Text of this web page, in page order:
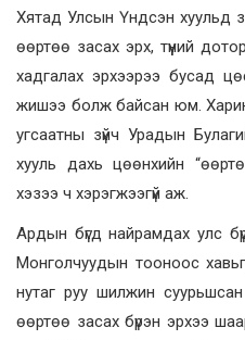
Хятад Улсын Үндсэн хуульд
өөртөө засах эрх, түүний
хадгалах эрхээрээ бусад
жишээ болж байсан юм.
угсаатны зүйч Урадын
хууль дахь цөөнхийн
хэзээ ч хэрэгжээгүй аж.
Ардын бүгд найрамдах улс
Монголчуудын тооноос
нутаг руу шилжин
өөртөө засах бүрэн эрхээ